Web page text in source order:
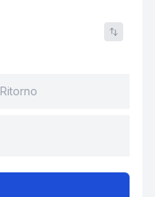
Ritorno